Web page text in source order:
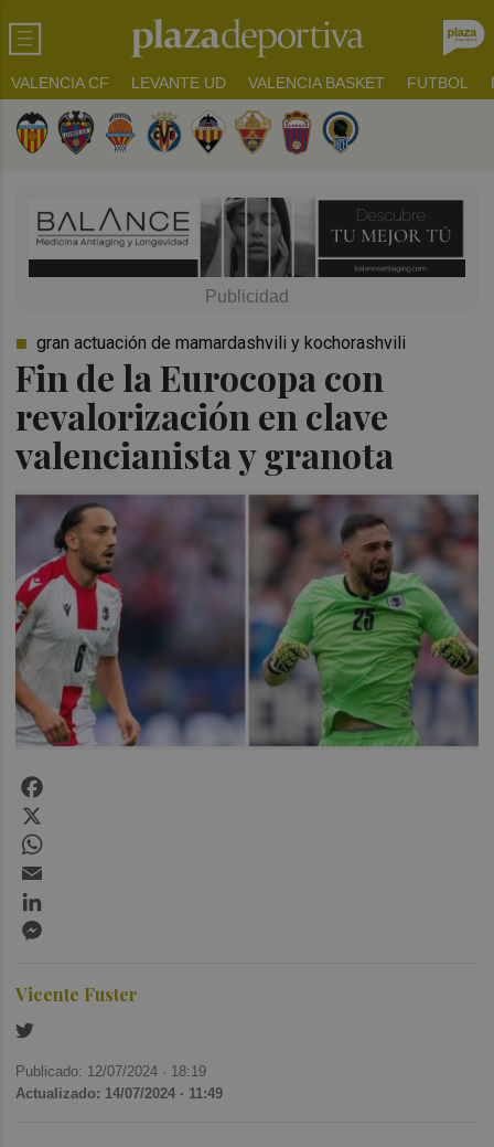
VALENCIA CF LEVANTE UD VALENCIA BASKET FUTBOL
Fin de la Eurocopa con
revalorización en clave
valencianista y granota
gran actuación de mamardashvili y kochorashvili
Vicente Fuster
Publicado: 12/07/2024 · 18:19
Actualizado: 14/07/2024 · 11:49